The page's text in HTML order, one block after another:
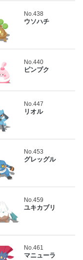
No.438
ウソハチ
No.440
ピンプク
No.447
リオル
No.453
グレッグル
No.459
ユキカブリ
No.461
マニューラ